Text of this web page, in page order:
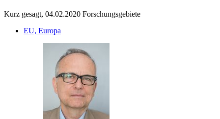
Kurz gesagt, 04.02.2020 Forschungsgebiete
EU, Europa